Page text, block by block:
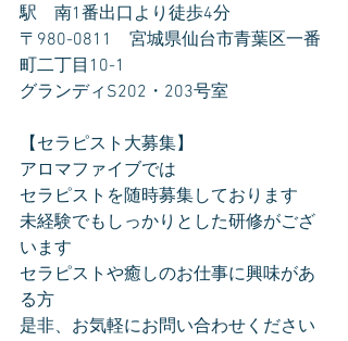
駅　南1番出口より徒歩4分
〒980-0811　宮城県仙台市青葉区一番
町二丁目10-1
グランディS202・203号室
【セラピスト大募集】
アロマファイブでは
セラピストを随時募集しております
未経験でもしっかりとした研修がござ
います
セラピストや癒しのお仕事に興味があ
る方
是非、お気軽にお問い合わせください